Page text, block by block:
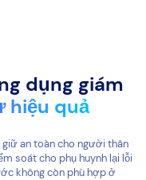
dụng giám
hiệu quả
an toàn cho người thân
soát cho phụ huynh lại lỗi
không còn phù hợp ở